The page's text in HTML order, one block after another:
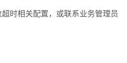
时相关配置，或联系业务管理员